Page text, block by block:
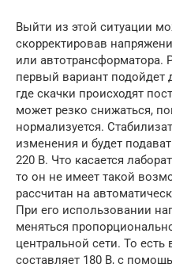
Выйти из этой ситуации
скорректировав
или автотрансформатора.
первый вариант подойдет
где скачки происходят
может резко снижаться,
нормализуется.
изменения и будет
220 В. Что касается
то он не имеет такой
рассчитан на
При его использовании
меняться
центральной сети. То есть
составляет 180 В, с